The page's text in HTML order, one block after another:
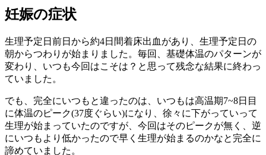
妊娠の症状
生理予定日前日から約4日間着床出血があり、生理予定日の
朝からつわりが始まりました。毎回、基礎体温のパターンが
変わり、いつも今回はこそは？と思って残念な結果に終わっ
ていました。
でも、完全にいつもと違ったのは、いつもは高温期7~8日目
に体温のピーク(37度ぐらい)になり、徐々に下がっていって
生理が始まっていたのですが、今回はそのピークが無く、逆
にいつもより低かったので早く生理が始まるのかなと完全に
諦めていました。